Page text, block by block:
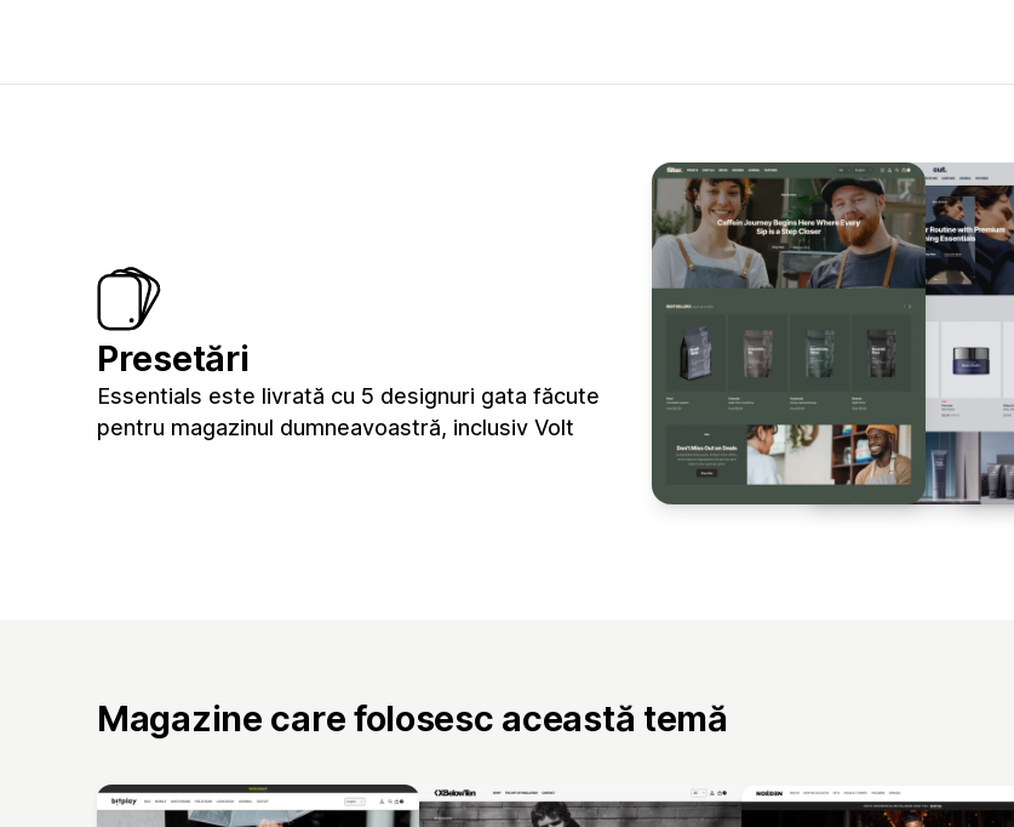
Presetări
Essentials este livrată cu 5 designuri gata făcute
pentru magazinul dumneavoastră, inclusiv Volt
Magazine care folosesc această temă